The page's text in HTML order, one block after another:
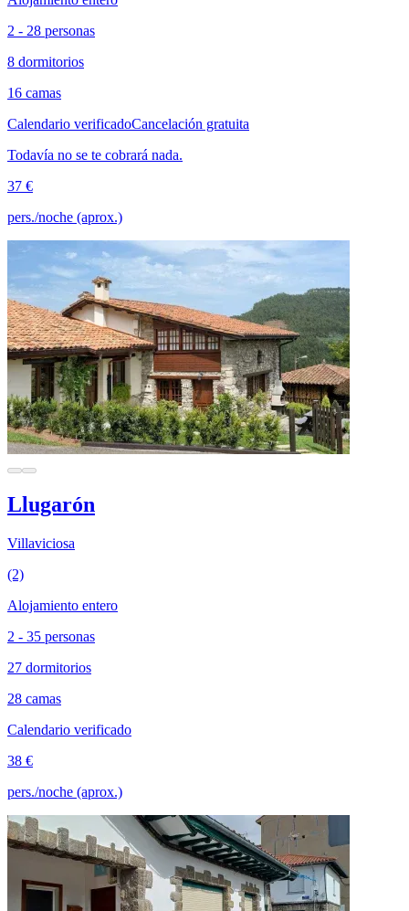
2 - 28 personas
8 dormitorios
16 camas
Calendario verificadoCancelación gratuita
Todavía no se te cobrará nada.
37 €
pers./noche (aprox.)
Llugarón
Villaviciosa
(2)
Alojamiento entero
2 - 35 personas
27 dormitorios
28 camas
Calendario verificado
38 €
pers./noche (aprox.)